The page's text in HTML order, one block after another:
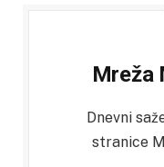
Mreža
Dnevni
stranice